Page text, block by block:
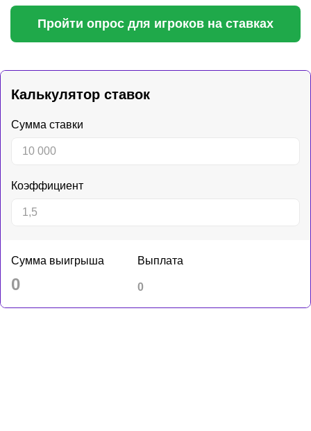
Пройти опрос для игроков на ставках
Калькулятор ставок
Сумма ставки
Коэффициент
Сумма выигрыша
0
Выплата
0